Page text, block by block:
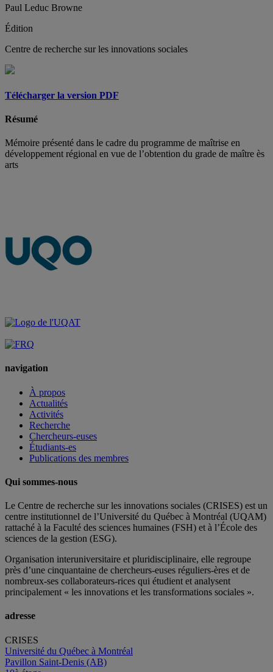
Paul Leduc Browne
Édition
Centre de recherche sur les innovations sociales
Télécharger la version PDF
Résumé
Mémoire présenté dans le cadre du programme de maîtrise en
développement régional en vue de l’obtention du grade de maître ès
arts
navigation
À propos
Actualités
Activités
Recherche
Chercheurs-euses
Étudiants-es
Publications des membres
Qui sommes-nous
Le Centre de recherche sur les innovations sociales (CRISES) est un
centre institutionnel de l’Université du Québec à Montréal (UQAM)
rattaché à la Faculté des sciences humaines (FSH) et à l’École des
sciences de la gestion (ESG).
Organisation interuniversitaire et pluridisciplinaire, elle regroupe
près d’une cinquantaine de chercheurs-euses réguliers-ères et de
nombreux-ses collaborateurs-rices qui étudient et analysent
principalement « les innovations et les transformations sociales ».
adresse
CRISES
Université du Québec à Montréal
Pavillon Saint-Denis (AB)